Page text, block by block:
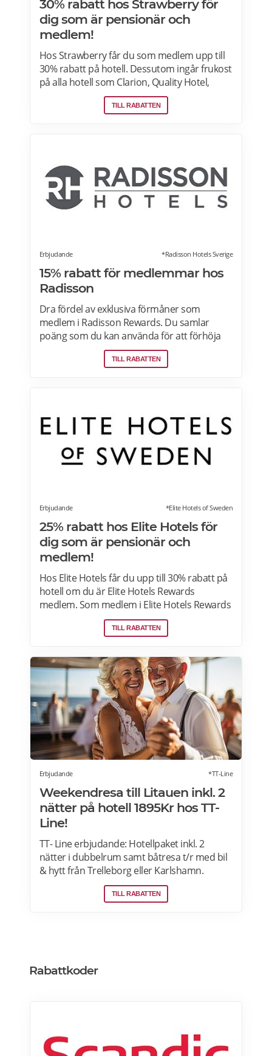
30% rabatt hos Strawberry för
dig som är pensionär och
medlem!
Hos Strawberry får du som medlem upp till
30% rabatt på hotell. Dessutom ingår frukost
på alla hotell som Clarion, Quality Hotel,
Comfort Hotel, Home Hotel och andra
fristående hotell i Sverige, Danmark, Finland
TILL RABATTEN
Erbjudande *Radisson Hotels Sverige
15% rabatt för medlemmar hos
Radisson
Dra fördel av exklusiva förmåner som
medlem i Radisson Rewards. Du samlar
poäng som du kan använda för att förhöja
reseupplevelsen eller betala för din bokning.
Läs mer om pensionärsrabatter på Radisson
TILL RABATTEN
Erbjudande *Elite Hotels of Sweden
25% rabatt hos Elite Hotels för
dig som är pensionär och
medlem!
Hos Elite Hotels får du upp till 30% rabatt på
hotell om du är Elite Hotels Rewards
medlem. Som medlem i Elite Hotels Rewards
får du tillgång till unika förmåner och
erbjudanden. Du kan samla poäng till
mer om pensionärsrabatter och
erbjudanden på Elite Hotels of Sweden här.
TILL RABATTEN
Erbjudande *TT-Line
Weekendresa till Litauen inkl. 2
nätter på hotell 1895Kr hos TT-
Line!
TT- Line erbjudande: Hotellpaket inkl. 2
nätter i dubbelrum samt båtresa t/r med bil
& hytt från Trelleborg eller Karlshamn.
Klaipeda bjuder på charm, kultur och vacker
natur. Passa på att boka nu och njut av en
TILL RABATTEN
Rabattkoder